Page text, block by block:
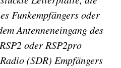
Funkempfängers oder
Antenneneingang des
oder RSP2pro
(SDR) Empfängers